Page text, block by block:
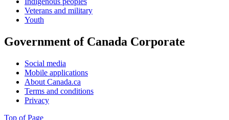
Veterans and military
Youth
Government of Canada Corporate
Social media
Mobile applications
About Canada.ca
Terms and conditions
Privacy
Top of Page